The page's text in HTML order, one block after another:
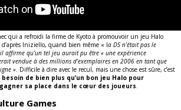
qui a refroidi la firme de Kyoto à promouvoir un jeu Halo
d’après Iniziello, quand bien même « la DS n’était pas le
affirme qu’un tel jeu aurait pu être « une expérience
vendue à des millions d’exemplaires en 2006 en tant que
» . Difficile à dire avec le recul, mais une chose est sûre, c’est
de bien plus qu’un bon jeu Halo pour
sa place dans le cœur des joueurs
Games